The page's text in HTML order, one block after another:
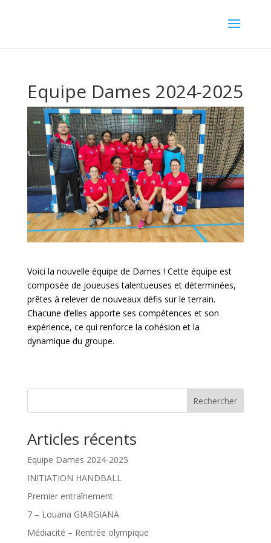
Equipe Dames 2024-2025
Voici la nouvelle équipe de Dames ! Cette équipe est
composée de joueuses talentueuses et déterminées,
prêtes à relever de nouveaux défis sur le terrain.
Chacune d’elles apporte ses compétences et son
expérience, ce qui renforce la cohésion et la
dynamique du groupe.
Rechercher
Articles récents
Equipe Dames 2024-2025
INITIATION HANDBALL
Premier entraînement
7 – Louana GIARGIANA
Médiacité – Rentrée olympique